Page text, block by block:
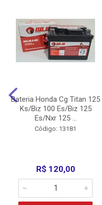
Bateria Honda Cg Titan 125
Ks/Biz 100 Es/Biz 125
Es/Nxr 125 ...
Código: 13181
R$ 120,00